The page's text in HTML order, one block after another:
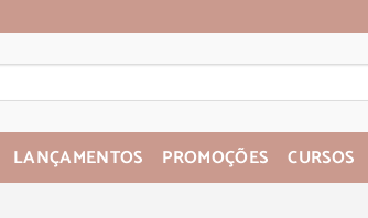
LANÇAMENTOS PROMOÇÕES CURSOS